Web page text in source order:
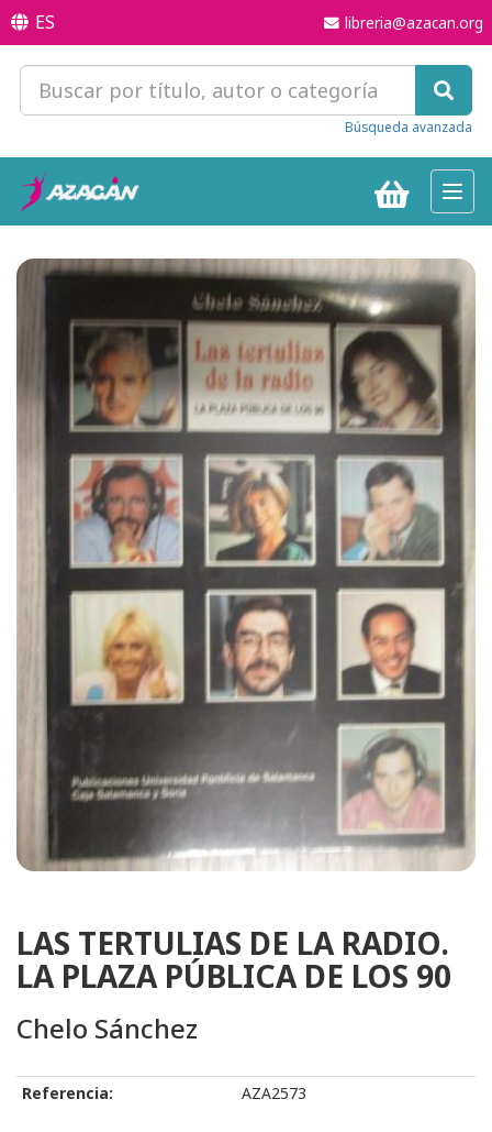
ES libreria@azacan.org
Búsqueda avanzada
LAS TERTULIAS DE LA RADIO.
LA PLAZA PÚBLICA DE LOS 90
Chelo Sánchez
Referencia: AZA2573